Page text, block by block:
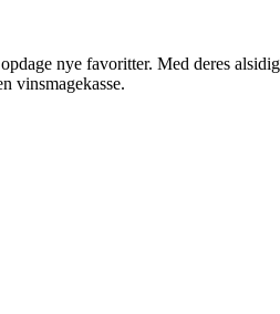
nye favoritter. Med deres
vinsmagekasse.